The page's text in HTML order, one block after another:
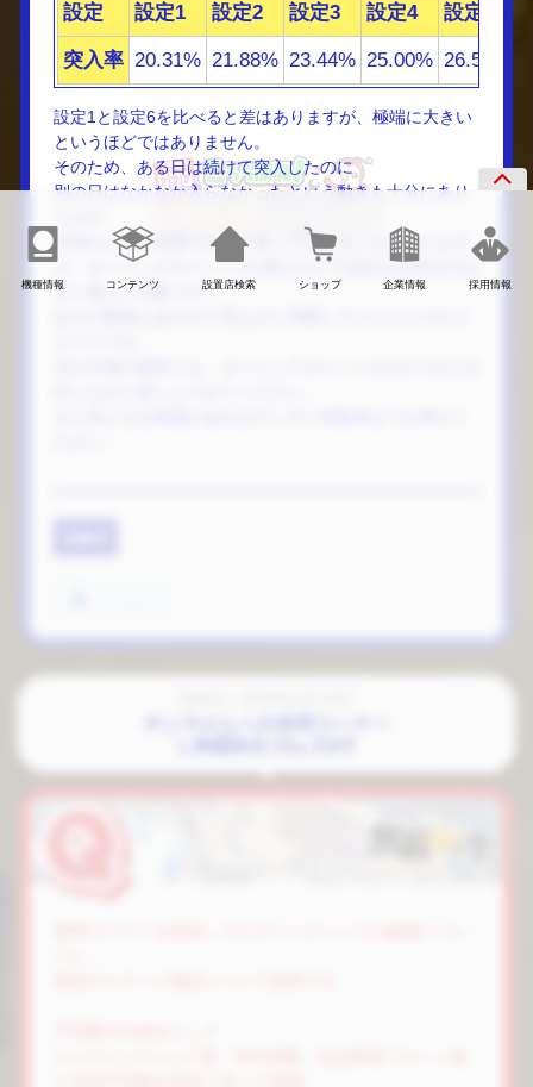
機種情報 コンテンツ 設置店検索 ショップ 企業情報 採用情報
設定 設定1 設定2 設定3 設定4 設定5
突入率 20.31% 21.88% 23.44% 25.00% 26.56%
設定1と設定6を比べると差はありますが、極端に大きい
というほどではありません。
そのため、ある日は続けて突入したのに
別の日はなかなか入らなかったという動きも十分にあり
今回のように体感でかなり違って見えることはあります
が、ターニングポイント1の突入だけで設定を見切るのは
少し難しい印象です。
L無職転生 No.069